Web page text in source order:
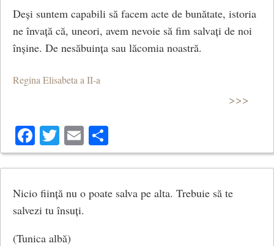
Deși suntem capabili să facem acte de bunătate, istoria
ne învață că, uneori, avem nevoie să fim salvați de noi
înșine. De nesăbuința sau lăcomia noastră.
Regina Elisabeta a II-a
>>>
Facebook
Twitter
Email
Nicio ființă nu o poate salva pe alta. Trebuie să te
salvezi tu însuți.
(Tunica albă)